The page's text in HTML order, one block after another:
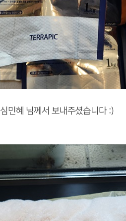
심민혜 님께서 보내주셨습니다 :)